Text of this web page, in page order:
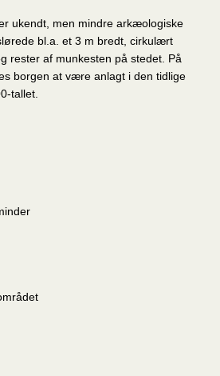
ukendt, men mindre arkæologiske
bl.a. et 3 m bredt, cirkulært
rester af munkesten på stedet. På
borgen at være anlagt i den tidlige
tallet.